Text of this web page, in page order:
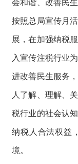
按照总局宣传月
展，在加强纳税
入宣传注税行业
进改善民生服务
人了解、理解、
税行业的社会认
纳税人合法权益
境。